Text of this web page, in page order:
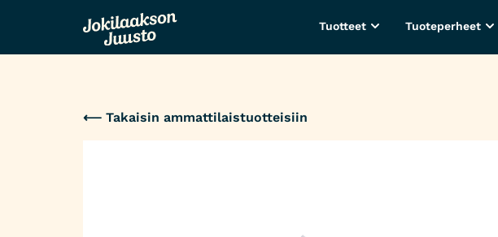
Tuotteet Tuoteperheet
⟵ Takaisin ammattilaistuotteisiin